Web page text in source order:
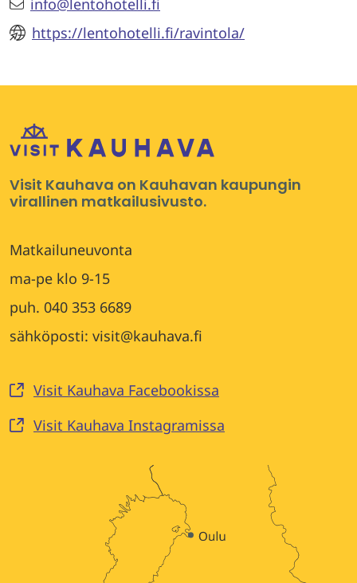
info@lentohotelli.fi
https://lentohotelli.fi/ravintola/
Visit Kauhava on Kauhavan kaupungin
virallinen matkailusivusto.
Matkailuneuvonta
ma-pe klo 9-15
puh. 040 353 6689
sähköposti: visit@kauhava.fi
Visit Kauhava Facebookissa
Visit Kauhava Instagramissa